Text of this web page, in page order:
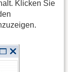
Klicken Sie